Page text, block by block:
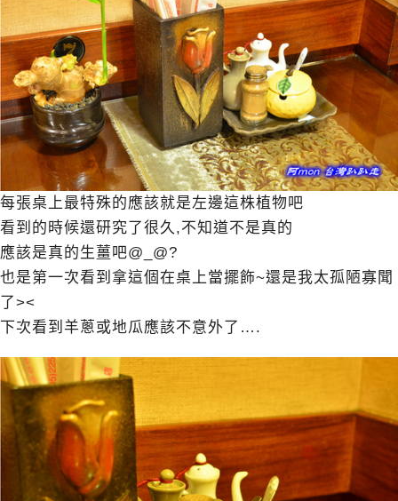
每張桌上最特殊的應該就是左邊這株植物吧
看到的時候還研究了很久,不知道不是真的
應該是真的生薑吧@_@?
也是第一次看到拿這個在桌上當擺飾~還是我太孤陋寡聞
了><
下次看到羊蔥或地瓜應該不意外了….